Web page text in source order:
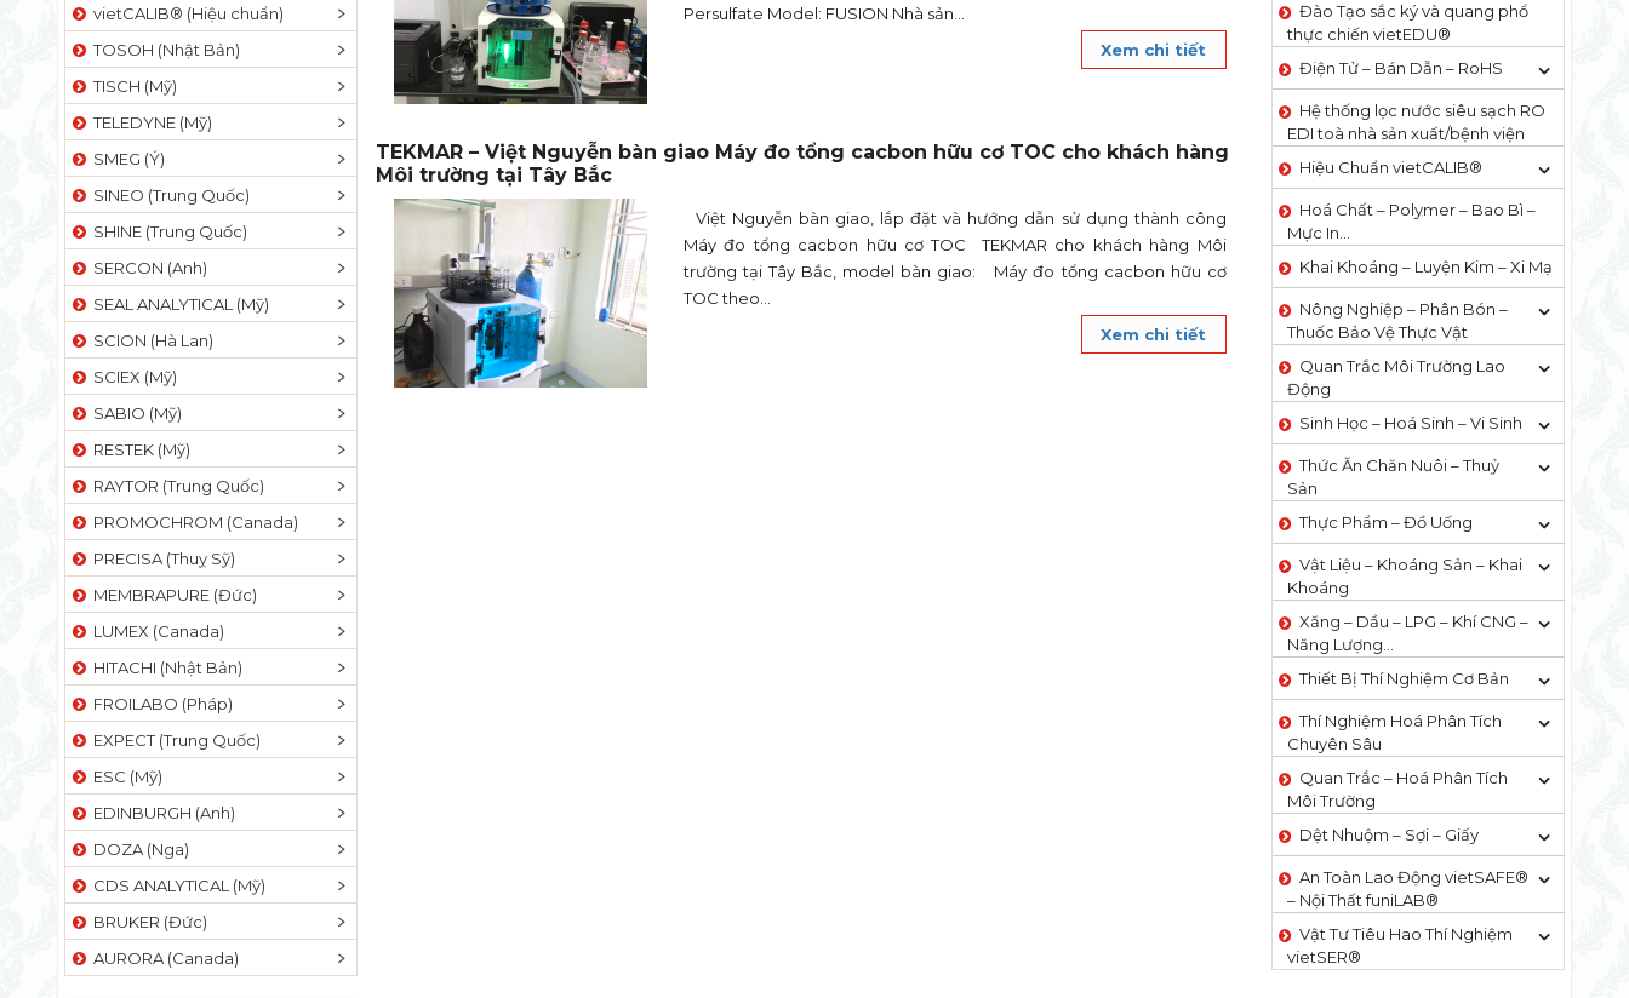
vietCALIB® (Hiệu chuẩn)
TOSOH (Nhật Bản)
TISCH (Mỹ)
TELEDYNE (Mỹ)
SMEG (Ý)
SINEO (Trung Quốc)
SHINE (Trung Quốc)
SERCON (Anh)
SEAL ANALYTICAL (Mỹ)
SCION (Hà Lan)
SCIEX (Mỹ)
SABIO (Mỹ)
RESTEK (Mỹ)
RAYTOR (Trung Quốc)
PROMOCHROM (Canada)
PRECISA (Thuỵ Sỹ)
MEMBRAPURE (Đức)
LUMEX (Canada)
HITACHI (Nhật Bản)
FROILABO (Pháp)
EXPECT (Trung Quốc)
ESC (Mỹ)
EDINBURGH (Anh)
DOZA (Nga)
CDS ANALYTICAL (Mỹ)
BRUKER (Đức)
AURORA (Canada)
Persulfate Model: FUSION Nhà sản...
Xem chi tiết
TEKMAR – Việt Nguyễn bàn giao Máy đo tổng cacbon hữu cơ TOC cho khách hàng
Môi trường tại Tây Bắc
Việt Nguyễn bàn giao, lắp đặt và hướng dẫn sử dụng thành công
Máy đo tổng cacbon hữu cơ TOC TEKMAR cho khách hàng Môi
trường tại Tây Bắc, model bàn giao: Máy đo tổng cacbon hữu cơ
TOC theo...
Xem chi tiết
Đào Tạo sắc ký và quang phổ
thực chiến vietEDU®
Điện Tử – Bán Dẫn – RoHS
Hệ thống lọc nước siêu sạch RO
EDI​​ toà nhà sản xuất/bệnh viện
Hiệu Chuẩn vietCALIB®
Hoá Chất – Polymer – Bao Bì –
Mực In…
Khai Khoáng – Luyện Kim – Xi Mạ
Nông Nghiệp – Phân Bón –
Thuốc Bảo Vệ Thực Vật
Quan Trắc Môi Trường Lao
Động
Sinh Học – Hoá Sinh – Vi Sinh
Thức Ăn Chăn Nuôi – Thuỷ
Sản
Thực Phẩm – Đồ Uống
Vật Liệu – Khoáng Sản – Khai
Khoáng
Xăng – Dầu – LPG – Khí CNG –
Năng Lượng…
Thiết Bị Thí Nghiệm Cơ Bản
Thí Nghiệm Hoá Phân Tích
Chuyên Sâu
Quan Trắc – Hoá Phân Tích
Môi Trường
Dệt Nhuộm – Sợi – Giấy
An Toàn Lao Động vietSAFE®
– Nội Thất funiLAB®
Vật Tư Tiêu Hao Thí Nghiệm
vietSER®